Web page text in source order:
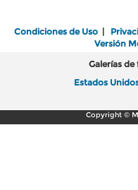
Condiciones de Uso |
Versión
Galerías
Estados
Copyright ©